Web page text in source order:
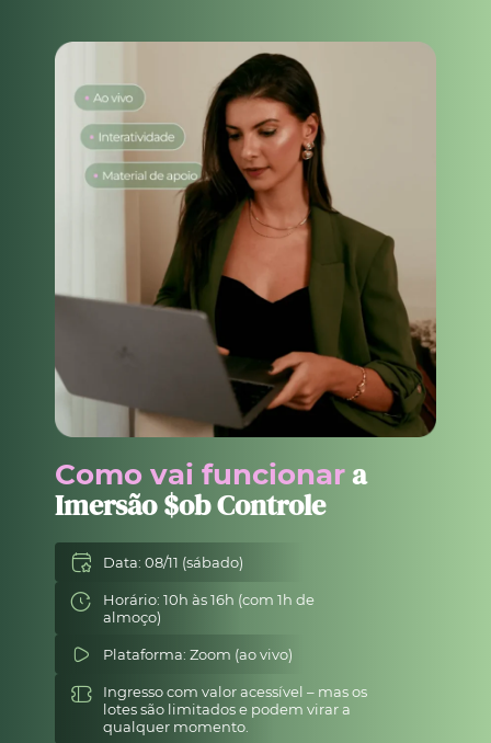
Como vai funcionara
Imersão $ob Controle
Data: 08/11 (sábado)
Horário: 10h às 16h (com 1h de
almoço)
Plataforma: Zoom (ao vivo)
Ingresso com valor acessível – mas os
lotes são limitados e podem virar a
qualquer momento.